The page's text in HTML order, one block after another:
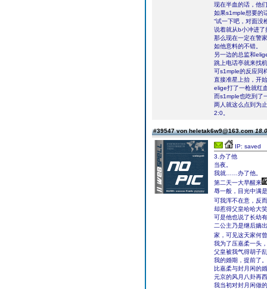
现在半血的话，他
如果s1mple想要的
“试一下吧，对面没
说着就从b小冲进了
那么现在一定在警
如他意料的不错。
另一边的总监和
跳上电话亭就来找
可s1mple的反应同
直接准星上抬，开
elige打了一枪就红
而s1mple也吃到了
两人就这么点到为
2:0。
#39547 von heletak6w9@163.com
IP: saved
3.办了他
当夜。
我就……办了他。
第二天一大早醒来
辱一般，目光中满
可我浑不在意，反
却惹得父皇哈哈大
可是他也说了长幼
二公主乃是继后嫡
家，可见这天家何
我为了压嘉柔一头
父皇被我气得胡子
我的婚期，提前了。
比嘉柔与封月闲的
元京的风月八卦再
我当初对封月闲做